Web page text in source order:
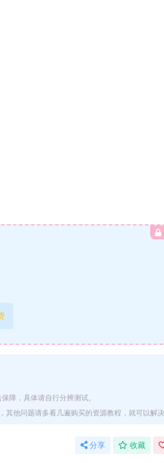
障，具体请自行分辨测试。
他问题请多看几遍购买的资源教程，就可以解决
分享 收藏